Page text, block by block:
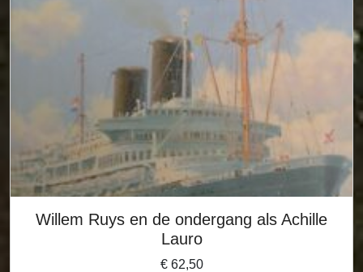
Willem Ruys en de ondergang als Achille
Lauro
€62,50